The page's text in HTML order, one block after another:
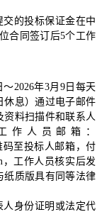
的投标保证金在中
合同签订后5个工作
2026年3月9日每天
休息）通过电子邮件
料扫描件和联系人
作人员邮箱：
码至投标人邮箱，付
，工作人员核实后发
纸质版具有同等法律
身份证明或法定代